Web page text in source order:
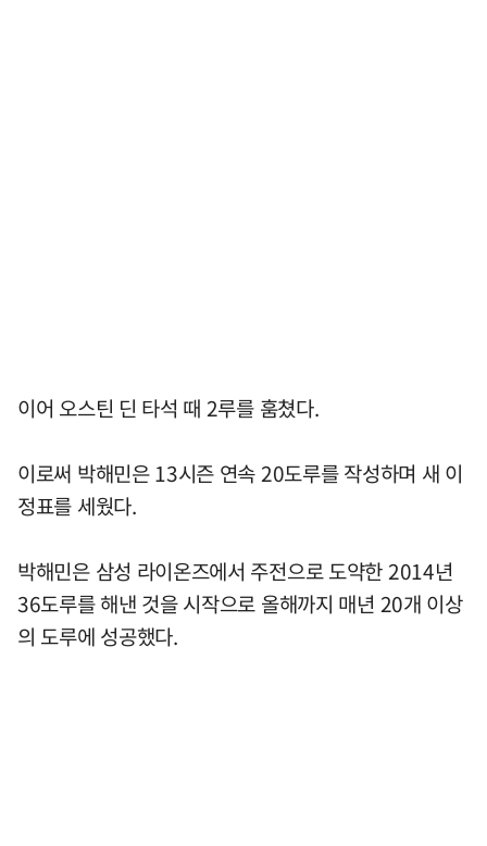
이어 오스틴 딘 타석 때 2루를 훔쳤다.
이로써 박해민은 13시즌 연속 20도루를 작성하며 새 이
정표를 세웠다.
박해민은 삼성 라이온즈에서 주전으로 도약한 2014년
36도루를 해낸 것을 시작으로 올해까지 매년 20개 이상
의 도루에 성공했다.